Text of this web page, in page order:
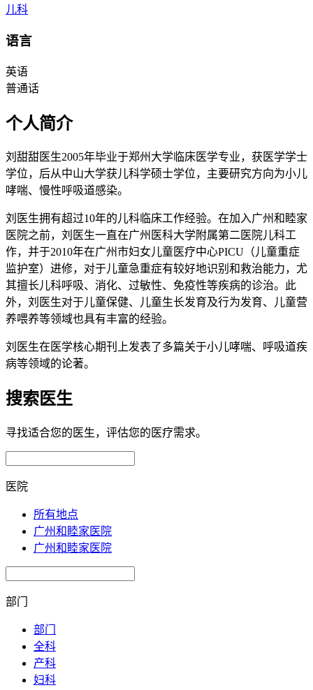
儿科
语言
英语
普通话
个人简介
刘甜甜医生2005年毕业于郑州大学临床医学专业，获医学学士
学位，后从中山大学获儿科学硕士学位，主要研究方向为小儿
哮喘、慢性呼吸道感染。
刘医生拥有超过10年的儿科临床工作经验。在加入广州和睦家
医院之前，刘医生一直在广州医科大学附属第二医院儿科工
作，并于2010年在广州市妇女儿童医疗中心PICU（儿童重症
监护室）进修，对于儿童急重症有较好地识别和救治能力，尤
其擅长儿科呼吸、消化、过敏性、免疫性等疾病的诊治。此
外，刘医生对于儿童保健、儿童生长发育及行为发育、儿童营
养喂养等领域也具有丰富的经验。
刘医生在医学核心期刊上发表了多篇关于小儿哮喘、呼吸道疾
病等领域的论著。
搜索医生
寻找适合您的医生，评估您的医疗需求。
医院
所有地点
广州和睦家医院
广州和睦家医院
部门
部门
全科
产科
妇科